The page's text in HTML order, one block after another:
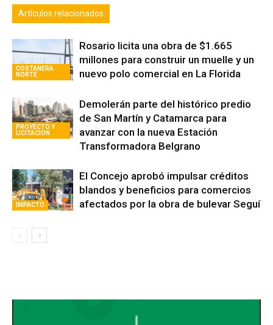
Artículos relacionados
COSTANERA
NORTE
Rosario licita una obra de $1.665
millones para construir un muelle y un
nuevo polo comercial en La Florida
PROYECTO Y
LICITACION
Demolerán parte del histórico predio
de San Martín y Catamarca para
avanzar con la nueva Estación
Transformadora Belgrano
IMPACTO
El Concejo aprobó impulsar créditos
blandos y beneficios para comercios
afectados por la obra de bulevar Seguí